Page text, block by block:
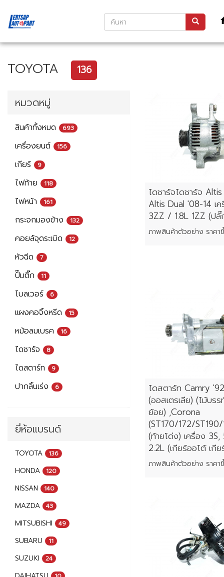
TOYOTA 136
หมวดหมู่
สินค้าทั้งหมด 693
เครื่องยนต์ 156
เกียร์ 9
ไฟท้าย 118
ไฟหน้า 161
กระจกมองข้าง 132
คอยล์จุดระเบิด 12
หัวฉีด 7
ปั๊มติ๊ก 11
โบลเวอร์ 6
แผงคอจิ้งหรีด 15
หม้อลมเบรค 16
ไดชาร์จ 8
ไดสตาร์ท 9
ปากลิ้นเร่ง 6
ยี่ห้อแบรนด์
TOYOTA 136
HONDA 120
NISSAN 140
MAZDA 43
MITSUBISHI 49
SUBARU 11
SUZUKI 24
ไดชาร์จไดชาร์จ
Altis Dual '08-14 เค
3ZZ / 1.8L 1ZZ (ปลั๊
ไดสตาร์ท Camry
(ออสเตรเลีย) (ไม้บร
ย้อย) ,Corona
(ST170/172/ST190/
(ท้ายโด่ง) เครื่อง
2.2L (เกียร์ออโต้ เกี